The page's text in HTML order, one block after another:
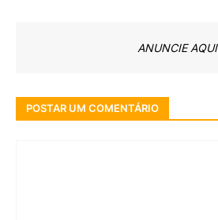
ANUNCIE AQUI
POSTAR UM COMENTÁRIO